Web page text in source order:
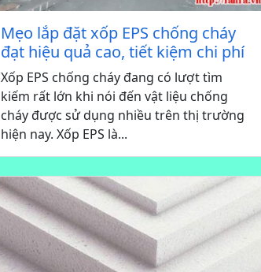
Mẹo lắp đặt xốp EPS chống cháy
đạt hiệu quả cao, tiết kiệm chi phí
Xốp EPS chống cháy đang có lượt tìm
kiếm rất lớn khi nói đến vật liệu chống
cháy được sử dụng nhiều trên thị trường
hiện nay. Xốp EPS là...